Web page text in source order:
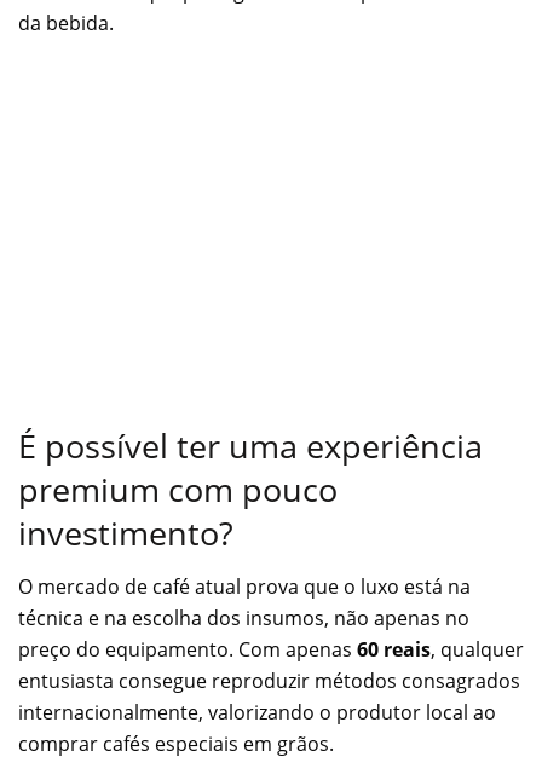
da bebida.
É possível ter uma experiência
premium com pouco
investimento?
O mercado de café atual prova que o luxo está na
técnica e na escolha dos insumos, não apenas no
preço do equipamento. Com apenas 60 reais, qualquer
entusiasta consegue reproduzir métodos consagrados
internacionalmente, valorizando o produtor local ao
comprar cafés especiais em grãos.